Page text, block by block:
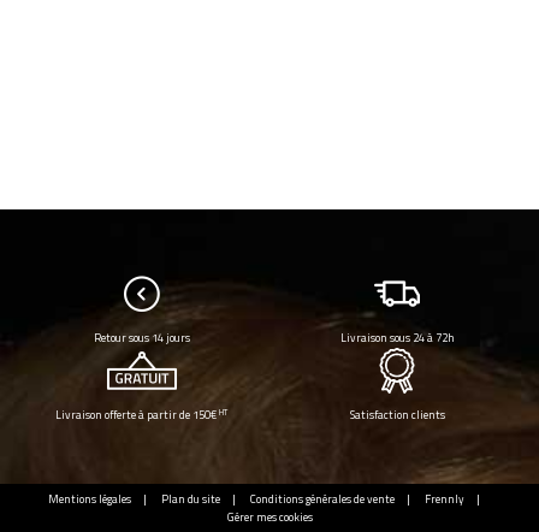
Retour sous 14 jours Livraison sous 24 à 72h
Livraison offerte à partir de 150€HT Satisfaction clients
Mentions légales Plan du site Conditions générales de vente
Frennly
Gérer mes cookies